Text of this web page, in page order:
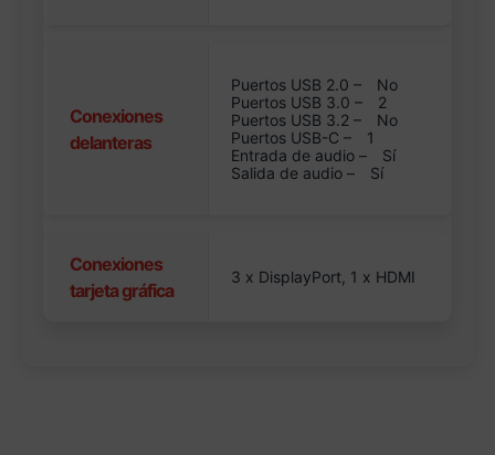
Conexiones
delanteras
Puertos USB 2.0 –
No
Puertos USB 3.0 –
2
Puertos USB 3.2 –
No
Puertos USB-C –
1
Entrada de audio –
Sí
Salida de audio –
Sí
Conexiones
tarjeta gráfica
3 x DisplayPort, 1 x HDMI